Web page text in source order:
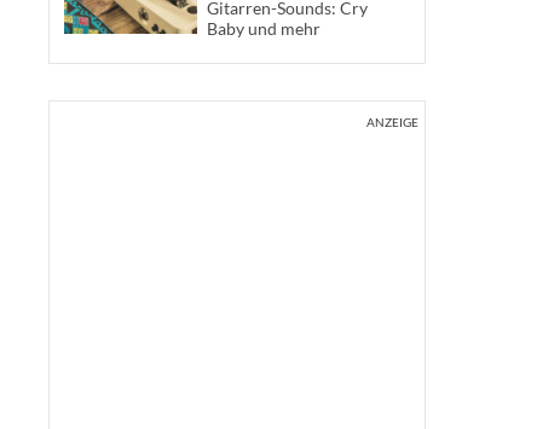
Gitarren-Sounds: Cry
Baby und mehr
ANZEIGE